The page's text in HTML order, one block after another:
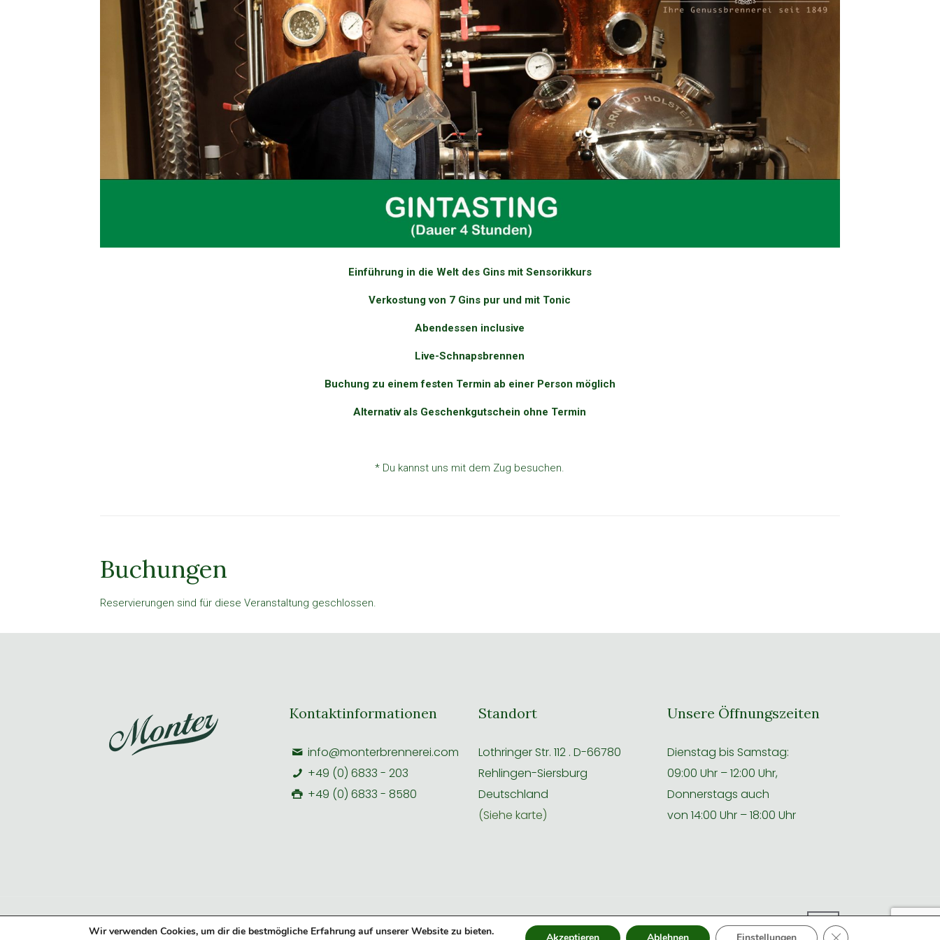
Einführung in die Welt des Gins mit Sensorikkurs
Verkostung von 7 Gins pur und mit Tonic
Abendessen inclusive
Live-Schnapsbrennen
Buchung zu einem festen Termin ab einer Person möglich
Alternativ als Geschenkgutschein ohne Termin
* Du kannst uns mit dem Zug besuchen.
Buchungen
Reservierungen sind für diese Veranstaltung geschlossen.
Kontaktinformationen
info@monterbrennerei.com
+49 (0) 6833 - 203
+49 (0) 6833 - 8580
Standort
Lothringer Str. 112 . D-66780
Rehlingen-Siersburg
Deutschland
(Siehe karte)
Unsere Öffnungszeiten
Dienstag bis Samstag:
09:00 Uhr – 12:00 Uhr,
Donnerstags auch
von 14:00 Uhr – 18:00 Uhr
© 2023 MONTER GENUSSBRENNEREI | Impressum Datenschutz Widerruf| Entworfen von Infomeik|
Wir verwenden Cookies, um dir die bestmögliche Erfahrung auf unserer Website zu bieten.
GDPR Cookie-